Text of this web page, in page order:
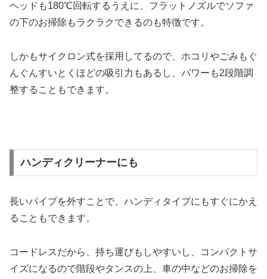
ヘッドも180℃回転するうえに、フラットノズルでソファ
の下のお掃除もラクラクできるのも特徴です。
しかもサイクロン式を採用してるので、ホコリやごみもぐ
んぐんすいとくほどの吸引力もあるし、パワーも2段階調
整することもできます。
ハンディクリーナーにも
長いパイプを外すことで、ハンディタイプにもすぐにかえ
ることもできます。
コードレスだから、持ち運びもしやすいし、コンパクトサ
イズになるので階段やタンスの上、車の中などのお掃除を